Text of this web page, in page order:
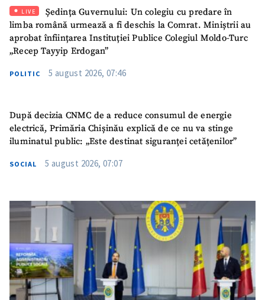
LIVE
Ședința Guvernului: Un colegiu cu predare în
limba română urmează a fi deschis la Comrat. Miniștrii au
aprobat înființarea Instituției Publice Colegiul Moldo-Turc
„Recep Tayyip Erdogan”
POLITIC 5 august 2026, 07:46
După decizia CNMC de a reduce consumul de energie
electrică, Primăria Chișinău explică de ce nu va stinge
iluminatul public: „Este destinat siguranței cetățenilor”
SOCIAL 5 august 2026, 07:07